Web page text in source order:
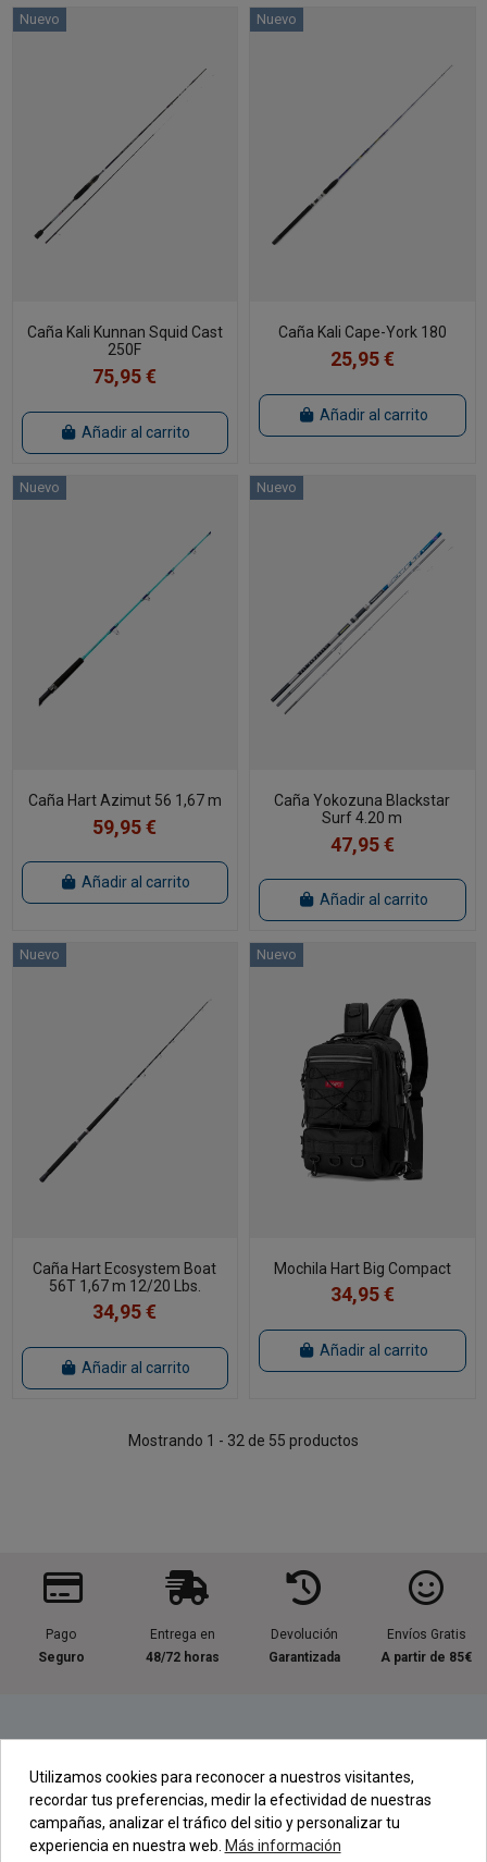
Nuevo
Caña Kali Kunnan Squid Cast
250F
75,95 €
Añadir al carrito
Nuevo
Caña Kali Cape-York 180
25,95 €
Añadir al carrito
Nuevo
Caña Hart Azimut 56 1,67 m
59,95 €
Añadir al carrito
Nuevo
Caña Yokozuna Blackstar
Surf 4.20 m
47,95 €
Añadir al carrito
Nuevo
Caña Hart Ecosystem Boat
56T 1,67 m 12/20 Lbs.
34,95 €
Añadir al carrito
Nuevo
Mochila Hart Big Compact
34,95 €
Añadir al carrito
Mostrando 1 - 32 de 55 productos
Pago
Seguro
Entrega en
48/72 horas
Devolución
Garantizada
Envíos Gratis
A partir de 85€
Contacta con nosotros
Utilizamos cookies para reconocer a nuestros visitantes,
recordar tus preferencias, medir la efectividad de nuestras
campañas, analizar el tráfico del sitio y personalizar tu
experiencia en nuestra web. Más información